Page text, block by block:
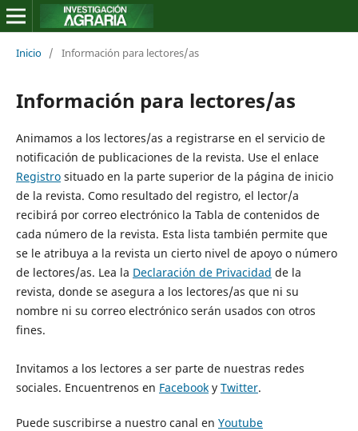
Inicio / Información para lectores/as
Información para lectores/as
Animamos a los lectores/as a registrarse en el servicio de
notificación de publicaciones de la revista. Use el enlace
Registrosituado en la parte superior de la página de inicio
de la revista. Como resultado del registro, el lector/a
recibirá por correo electrónico la Tabla de contenidos de
cada número de la revista. Esta lista también permite que
se le atribuya a la revista un cierto nivel de apoyo o número
de lectores/as. Lea la Declaración de Privacidad de la
revista, donde se asegura a los lectores/as que ni su
nombre ni su correo electrónico serán usados con otros
fines.
Invitamos a los lectores a ser parte de nuestras redes
sociales. Encuentrenos en Facebooky Twitter.
Puede suscribirse a nuestro canal en Youtube